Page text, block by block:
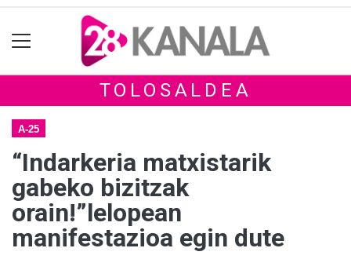
TOLOSALDEA
A-25
“Indarkeria matxistarik
gabeko bizitzak
orain!”lelopean
manifestazioa egin dute